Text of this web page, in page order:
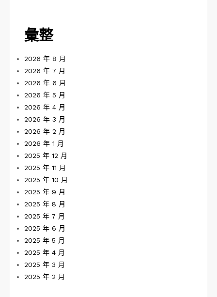
彙整
2026 年 8 月
2026 年 7 月
2026 年 6 月
2026 年 5 月
2026 年 4 月
2026 年 3 月
2026 年 2 月
2026 年 1 月
2025 年 12 月
2025 年 11 月
2025 年 10 月
2025 年 9 月
2025 年 8 月
2025 年 7 月
2025 年 6 月
2025 年 5 月
2025 年 4 月
2025 年 3 月
2025 年 2 月